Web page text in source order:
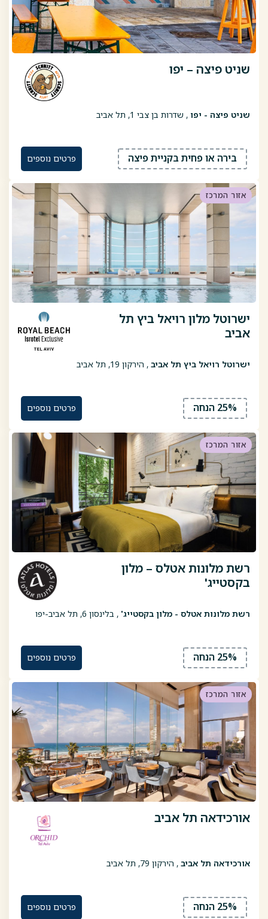
שניט פיצה – יפו
שניט פיצה - יפו , שדרות בן צבי 1, תל אביב
בירה או פחית בקניית פיצה פרטים נוספים
אזור המרכז
ישרוטל מלון רויאל ביץ תל
אביב
ישרוטל רויאל ביץ תל אביב , הירקון 19, תל אביב
25% הנחה פרטים נוספים
אזור המרכז
רשת מלונות אטלס – מלון
בקסטייג'
רשת מלונות אטלס - מלון בקסטייג' , בלינסון 6, תל אביב-יפו
25% הנחה פרטים נוספים
אזור המרכז
אורכידאה תל אביב
אורכידאה תל אביב , הירקון 79, תל אביב
25% הנחה פרטים נוספים